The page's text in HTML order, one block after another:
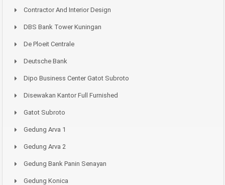
Contractor And Interior Design
DBS Bank Tower Kuningan
De Ploeit Centrale
Deutsche Bank
Dipo Business Center Gatot Subroto
Disewakan Kantor Full Furnished
Gatot Subroto
Gedung Arva 1
Gedung Arva 2
Gedung Bank Panin Senayan
Gedung Konica